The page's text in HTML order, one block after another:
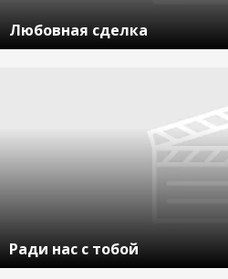
Любовная сделка
Ради нас с тобой